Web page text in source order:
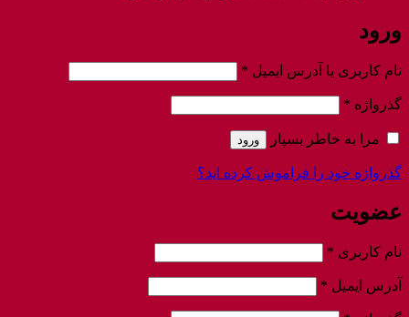
ورود
نام کاربری یا آدرس ایمیل *
گذرواژه *
مرا به خاطر بسپار ورود
گذرواژه خود را فراموش کرده اید؟
عضویت
نام کاربری *
آدرس ایمیل *